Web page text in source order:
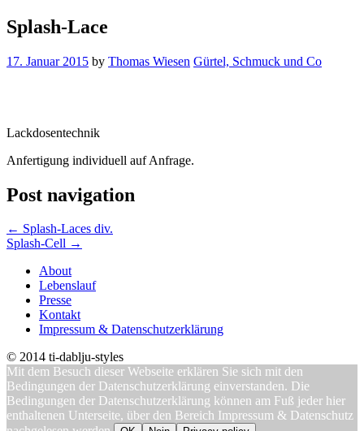
Splash-Lace
17. Januar 2015 by Thomas Wiesen Gürtel, Schmuck und Co
Lackdosentechnik
Anfertigung individuell auf Anfrage.
Post navigation
← Splash-Laces div.
Splash-Cell →
About
Lebenslauf
Presse
Kontakt
Impressum & Datenschutzerklärung
© 2014 ti-dablju-styles
Mit dem Besuch dieser Webseite erklären Sie sich mit den
Bedingungen der Datenschutzerklärung einverstanden. Die
Bedingungen der Datenschutzerklärung können am Fuß jeder hier
enthaltenen Unterseite, über den Bereich Impressum & Datenschutz